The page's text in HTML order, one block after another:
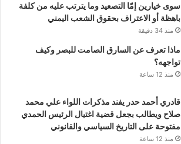
سوى خيارين إمّا التصعيد وما يترتب عليه من كلفة
باهظة أو الاعتراف بحقوق الشعب اليمني
منذ 34 دقيقة
ماذا تعرف عن السارق الصامت للبصر وكيف
تواجهه؟
منذ 12 ساعة
قادري أحمد حدر يفند مذكرات اللواء علي محمد
صلاح ويطالب بجعل قضية اغتيال الرئيس الحمدي
مفتوحة على التاريخ السياسي والقانوني
منذ 12 ساعة